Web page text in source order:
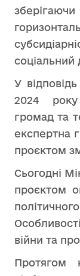
соціальний
У
2024 року
громад та
експертна
проєктом
Сьогодні
проєктом
війни та
Протягом